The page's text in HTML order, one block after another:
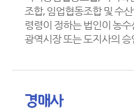
조합, 임업협동조합 및 수
령령이 정하는 법인이 농
광역시장 또는 도지사의
경매사